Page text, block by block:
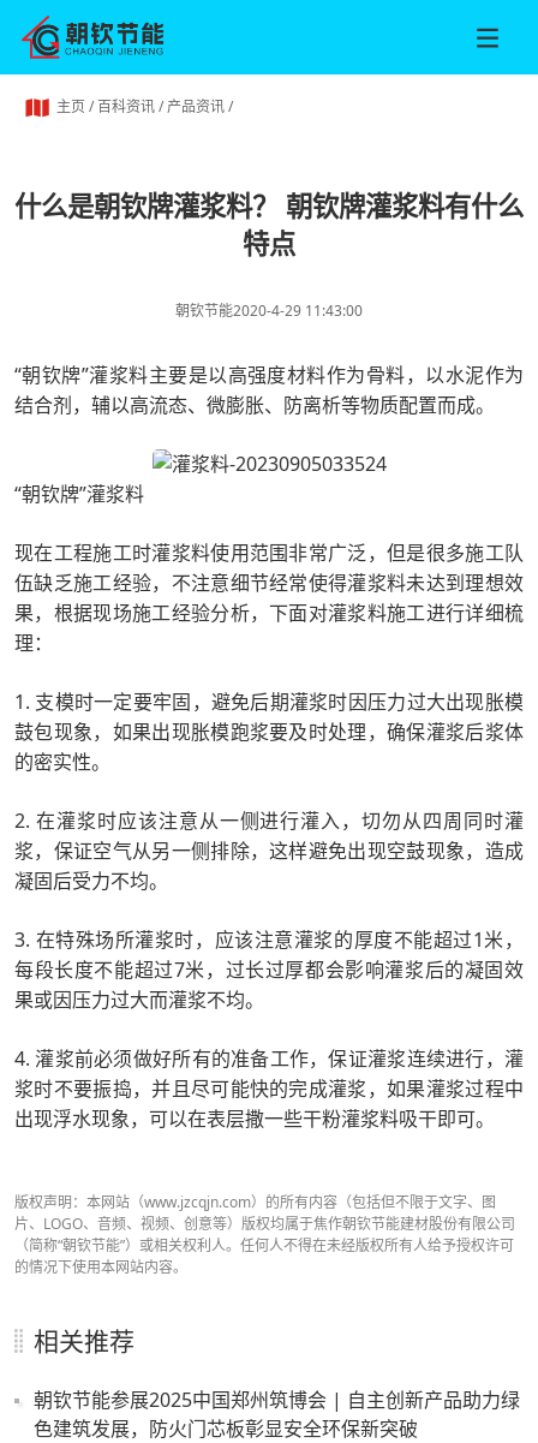
主页/百科资讯/产品资讯/
什么是朝钦牌灌浆料？ 朝钦牌灌浆料有什么
特点
朝钦节能2020-4-29 11:43:00
“朝钦牌”灌浆料主要是以高强度材料作为骨料，以水泥作为
结合剂，辅以高流态、微膨胀、防离析等物质配置而成。
“朝钦牌”灌浆料
现在工程施工时灌浆料使用范围非常广泛，但是很多施工队
伍缺乏施工经验，不注意细节经常使得灌浆料未达到理想效
果，根据现场施工经验分析，下面对灌浆料施工进行详细梳
理：
1. 支模时一定要牢固，避免后期灌浆时因压力过大出现胀模
鼓包现象，如果出现胀模跑浆要及时处理，确保灌浆后浆体
的密实性。
2. 在灌浆时应该注意从一侧进行灌入，切勿从四周同时灌
浆，保证空气从另一侧排除，这样避免出现空鼓现象，造成
凝固后受力不均。
3. 在特殊场所灌浆时，应该注意灌浆的厚度不能超过1米，
每段长度不能超过7米，过长过厚都会影响灌浆后的凝固效
果或因压力过大而灌浆不均。
4. 灌浆前必须做好所有的准备工作，保证灌浆连续进行，灌
浆时不要振捣，并且尽可能快的完成灌浆，如果灌浆过程中
出现浮水现象，可以在表层撒一些干粉灌浆料吸干即可。
版权声明：本网站（www.jzcqjn.com）的所有内容（包括但不限于文字、图
片、LOGO、音频、视频、创意等）版权均属于焦作朝钦节能建材股份有限公司
（简称“朝钦节能”）或相关权利人。任何人不得在未经版权所有人给予授权许可
的情况下使用本网站内容。
相关推荐
朝钦节能参展2025中国郑州筑博会 | 自主创新产品助力绿
色建筑发展，防火门芯板彰显安全环保新突破